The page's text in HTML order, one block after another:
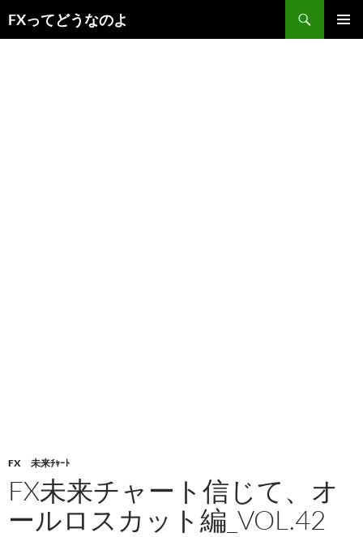
ンFXってどうなのよ
索
FX 未来ﾁｬｰﾄ
FX未来チャート信じて、オ
ールロスカット編_VOL.42